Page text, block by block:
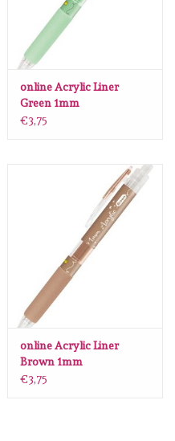
online Acrylic Liner
Green 1mm
€3,75
online Acrylic Liner
Brown 1mm
€3,75